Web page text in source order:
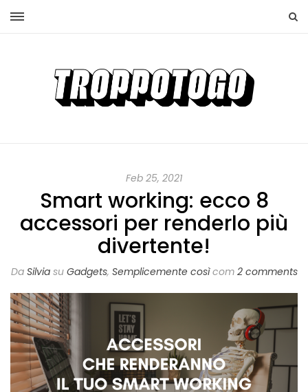
Feb 25, 2021
Smart working: ecco 8
accessori per renderlo più
divertente!
Da Silviasu Gadgets, Semplicemente cosìcom 2 comments